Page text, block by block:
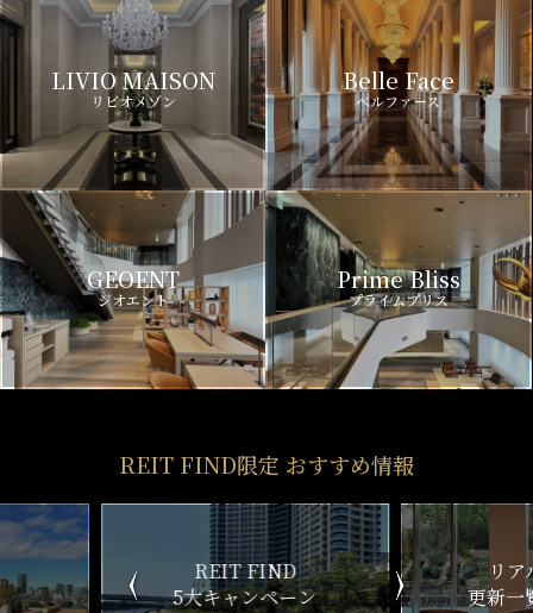
LIVIO MAISON
リビオメゾン
Belle Face
ベルファース
GEOENT
ジオエント
Prime Bliss
プライムブリス
REIT FIND限定 おすすめ情報
ン
リアルタイム
更新一覧チェック
新